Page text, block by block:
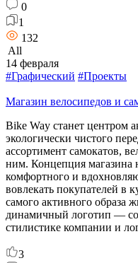
0
1
132
All
14 февраля
#Графический #Проекты
Магазин велосипедов и
Bike Way станет центром
экологически чистого
ассортимент самокатов,
ним. Концепция магазина
комфортного и
вовлекать покупателей в
самого активного образа
динамичный логотип —
стилистике компании и
3